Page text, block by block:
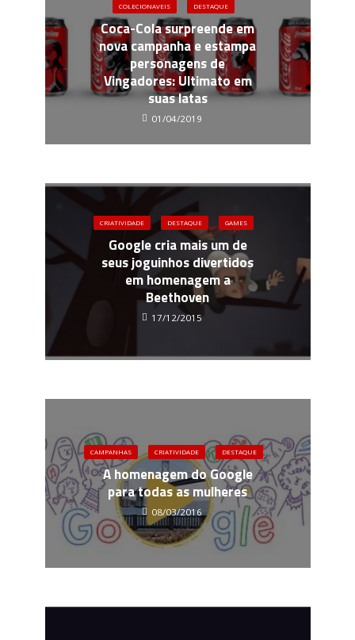
COLECIONAVEIS
DESTAQUE
Coca-Cola surpreende em
nova campanha e estampa
personagens de
Vingadores: Ultimato em
suas latas
01/04/2019
CRIATIVIDADE DESTAQUE GAMES
Google cria mais um de
seus joguinhos divertidos
em homenagem a
Beethoven
17/12/2015
CAMPANHAS CRIATIVIDADE DESTAQUE
A homenagem do Google
para todas as mulheres
08/03/2016